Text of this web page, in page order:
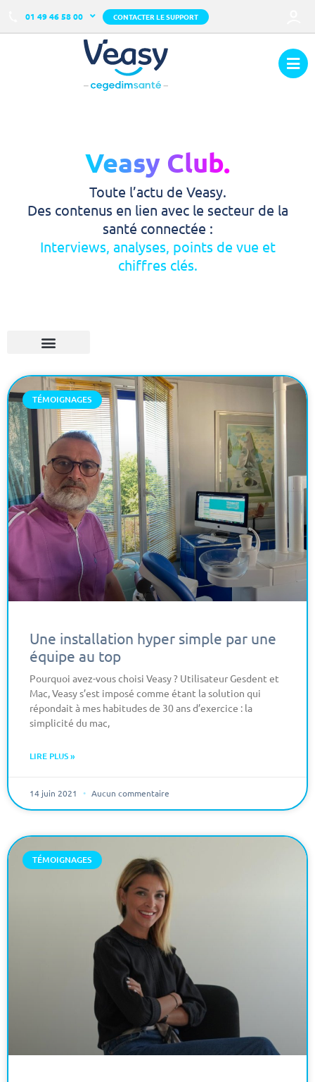
01 49 46 58 00 CONTACTER LE SUPPORT
Veasy Club.
Toute l’actu de Veasy.
Des contenus en lien avec le secteur de la
santé connectée :
Interviews, analyses, points de vue et
chiffres clés.
TÉMOIGNAGES
Une installation hyper simple par une
équipe au top
Pourquoi avez-vous choisi Veasy ? Utilisateur Gesdent et
Mac, Veasy s’est imposé comme étant la solution qui
répondait à mes habitudes de 30 ans d’exercice : la
simplicité du mac,
LIRE PLUS »
14 juin 2021 Aucun commentaire
TÉMOIGNAGES